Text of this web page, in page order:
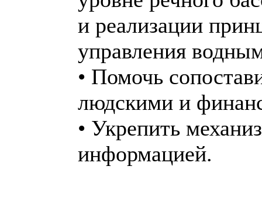
и реализации
управления
• Помочь
людскими и
• Укрепить
информацией.